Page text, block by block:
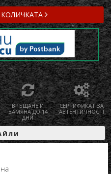
ВРЪЩАНЕ И
ЗАМЯНА ДО 14
ДНИ
СЕРТИФИКАТ ЗА
АВТЕНТИЧНОСТ!